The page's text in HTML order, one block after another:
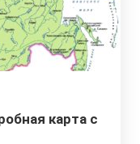
карта с